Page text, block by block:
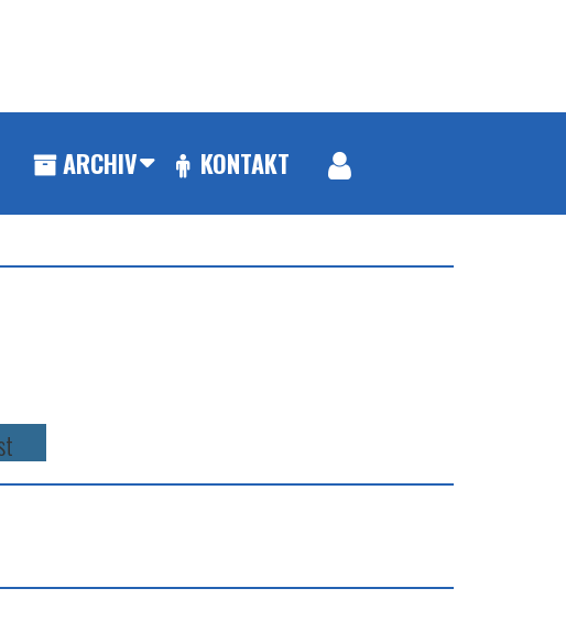
ARCHIV KONTAKT